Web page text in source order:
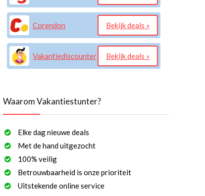
Corendon Bekijk deals »
Vakantiediscounter Bekijk deals »
Waarom Vakantiestunter?
Elke dag nieuwe deals
Met de hand uitgezocht
100% veilig
Betrouwbaarheid is onze prioriteit
Uitstekende online service